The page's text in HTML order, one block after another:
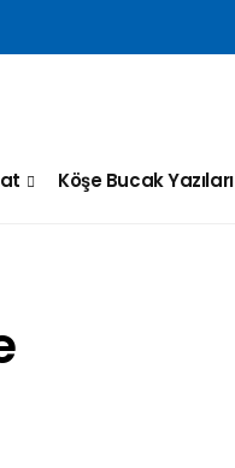
Köşe Bucak Yazıları